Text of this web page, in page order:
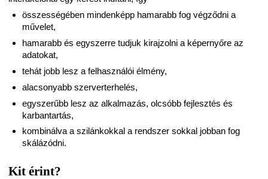
összességében mindenképp hamarabb fog végződni a
művelet,
hamarabb és egyszerre tudjuk kirajzolni a képernyőre az
adatokat,
tehát jobb lesz a felhasználói élmény,
alacsonyabb szerverterhelés,
egyszerűbb lesz az alkalmazás, olcsóbb fejlesztés és
karbantartás,
kombinálva a szilánkokkal a rendszer sokkal jobban fog
skálázódni.
Kit érint?